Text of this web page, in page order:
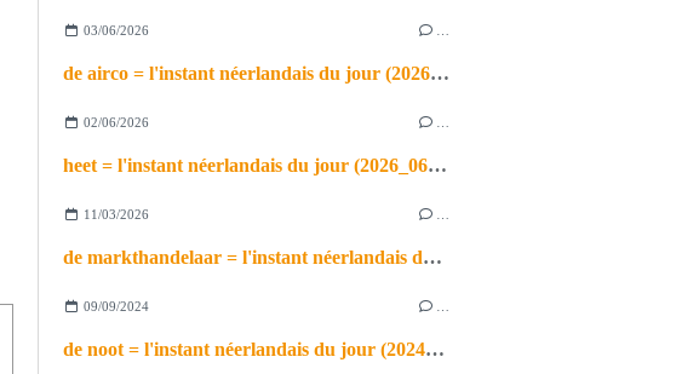
03/06/2026
de airco = l'instant néerlandais du jour (2026_06_03)
02/06/2026
heet = l'instant néerlandais du jour (2026_06_02)
11/03/2026
de markthandelaar = l'instant néerlandais du jour (2026_03_11)
09/09/2024
de noot = l'instant néerlandais du jour (2024_09_09)